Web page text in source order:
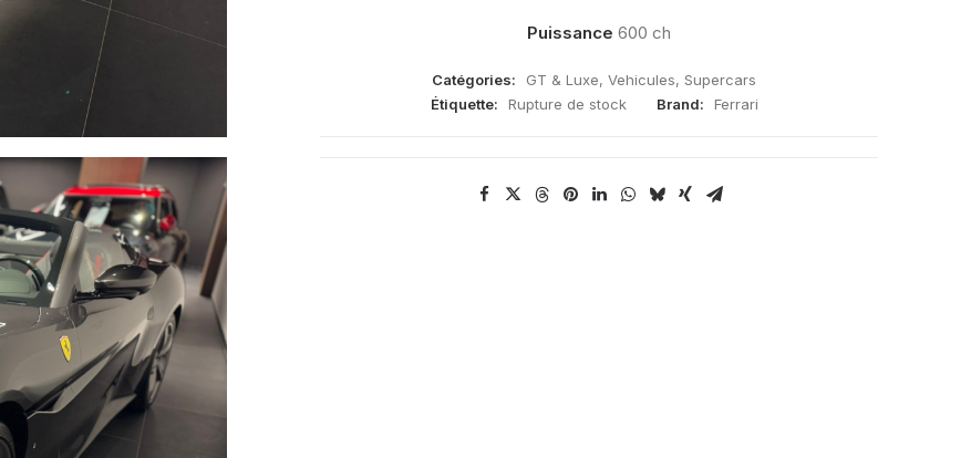
Puissance 600 ch
Catégories: GT & Luxe, Vehicules, Supercars
Étiquette:
Rupture de stock Brand: Ferrari